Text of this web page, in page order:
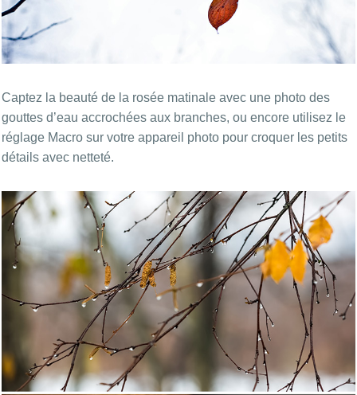
Captez la beauté de la rosée matinale avec une photo des
gouttes d’eau accrochées aux branches, ou encore utilisez le
réglage Macro sur votre appareil photo pour croquer les petits
détails avec netteté.